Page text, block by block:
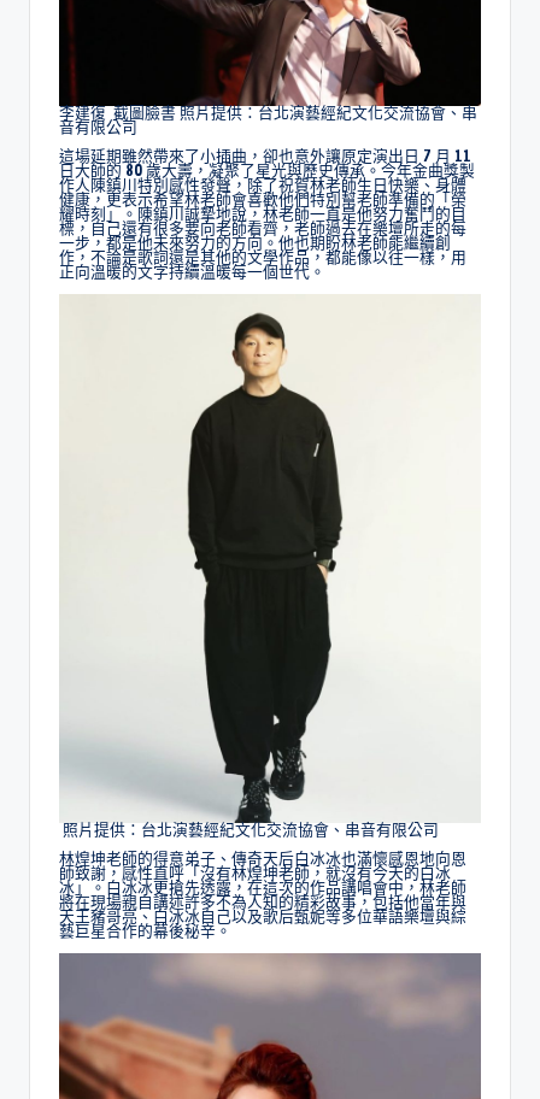
李建復 截圖臉書 照片提供：台北演藝經紀文化交流協會、串
音有限公司
這場延期雖然帶來了小插曲，卻也意外讓原定演出日 7 月 11
日大師的 80 歲大壽，凝聚了星光與歷史傳承。今年金曲獎製
作人陳鎮川特別感性發聲，除了祝賀林老師生日快樂、身體
健康，更表示希望林老師會喜歡他們特別幫老師準備的「榮
耀時刻」。陳鎮川誠摯地說，林老師一直是他努力奮鬥的目
標，自己還有很多要向老師看齊，老師過去在樂壇所走的每
一步，都是他未來努力的方向。他也期盼林老師能繼續創
作，不論是歌詞還是其他的文學作品，都能像以往一樣，用
正向溫暖的文字持續溫暖每一個世代。
照片提供：台北演藝經紀文化交流協會、串音有限公司
林煌坤老師的得意弟子、傳奇天后白冰冰也滿懷感恩地向恩
師致謝，感性直呼「沒有林煌坤老師，就沒有今天的白冰
冰」。白冰冰更搶先透露，在這次的作品講唱會中，林老師
將在現場親自講述許多不為人知的精彩故事，包括他當年與
天王豬哥亮、白冰冰自己以及歌后甄妮等多位華語樂壇與綜
藝巨星合作的幕後秘辛。